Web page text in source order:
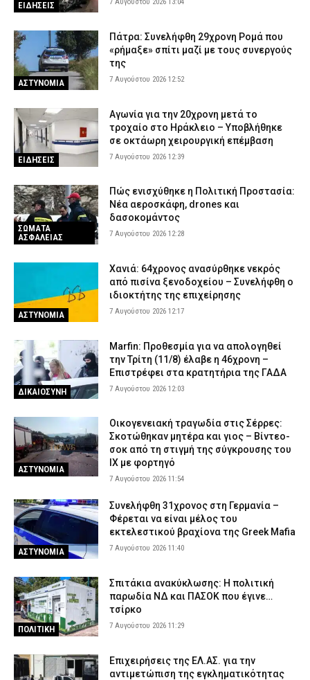
ΕΙΔΗΣΕΙΣ 7 Αυγούστου 2026 04:00
Χανιά: Νεκρός 81χρονος που ανασύρθηκε χωρίς τις αισθήσεις
του από παραλία
ΕΙΔΗΣΕΙΣ 6 Αυγούστου 2026 23:42
ΕΙΔΗΣΕΙΣ 7 Αυγούστου 2026 13:04
ΑΣΤΥΝΟΜΙΑ
Πάτρα: Συνελήφθη 29χρονη Ρομά που
«ρήμαξε» σπίτι μαζί με τους συνεργούς
της
7 Αυγούστου 2026 12:52
ΕΙΔΗΣΕΙΣ
Αγωνία για την 20χρονη μετά το
τροχαίο στο Ηράκλειο – Υποβλήθηκε
σε οκτάωρη χειρουργική επέμβαση
7 Αυγούστου 2026 12:39
ΣΩΜΑΤΑ
ΑΣΦΑΛΕΙΑΣ
Πώς ενισχύθηκε η Πολιτική Προστασία:
Νέα αεροσκάφη, drones και
δασοκομάντος
7 Αυγούστου 2026 12:28
ΑΣΤΥΝΟΜΙΑ
Χανιά: 64χρονος ανασύρθηκε νεκρός
από πισίνα ξενοδοχείου – Συνελήφθη ο
ιδιοκτήτης της επιχείρησης
7 Αυγούστου 2026 12:17
ΔΙΚΑΙΟΣΥΝΗ
Marfin: Προθεσμία για να απολογηθεί
την Τρίτη (11/8) έλαβε η 46χρονη –
Επιστρέφει στα κρατητήρια της ΓΑΔΑ
7 Αυγούστου 2026 12:03
ΑΣΤΥΝΟΜΙΑ
Οικογενειακή τραγωδία στις Σέρρες:
Σκοτώθηκαν μητέρα και γιος – Βίντεο-
σοκ από τη στιγμή της σύγκρουσης του
ΙΧ με φορτηγό
7 Αυγούστου 2026 11:54
ΑΣΤΥΝΟΜΙΑ
Συνελήφθη 31χρονος στη Γερμανία –
Φέρεται να είναι μέλος του
εκτελεστικού βραχίονα της Greek Mafia
7 Αυγούστου 2026 11:40
ΠΟΛΙΤΙΚΗ
Σπιτάκια ανακύκλωσης: Η πολιτική
παρωδία ΝΔ και ΠΑΣΟΚ που έγινε…
τσίρκο
7 Αυγούστου 2026 11:29
Επιχειρήσεις της ΕΛ.ΑΣ. για την
αντιμετώπιση της εγκληματικότητας